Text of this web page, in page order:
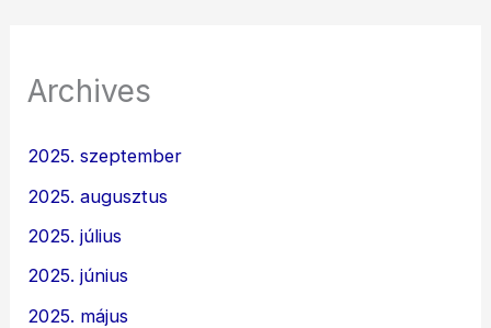
Archives
2025. szeptember
2025. augusztus
2025. július
2025. június
2025. május